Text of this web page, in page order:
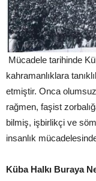
Mücadele tarihinde
kahramanlıklara
etmiştir. Onca
rağmen, faşist
bilmiş, işbirlikçi ve
insanlık
Küba Halkı Buraya